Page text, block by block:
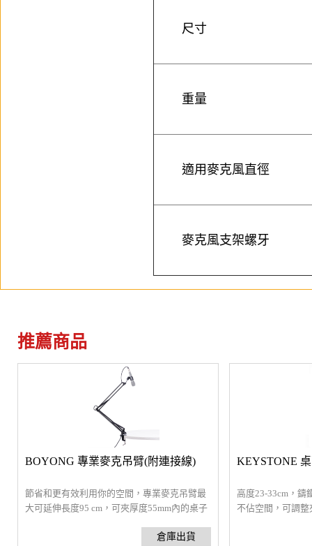
尺寸
重量
適用麥克風直徑
麥克風支架螺牙
推薦商品
BOYONG 專業麥克吊臂(附連接線)
節省和更有效利用你的空間，專業麥克吊臂最
大可延伸長度95 cm，可夾厚度55mm內的桌子
線，吊臂內部走線設計，調整不易纏繞，麥克
KEYSTONE
高度23-33cm，鑄
不佔空間，可調